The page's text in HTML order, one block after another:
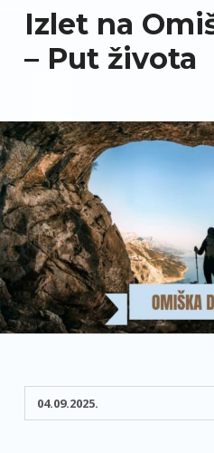
Izlet na
– Put života
04.09.2025.